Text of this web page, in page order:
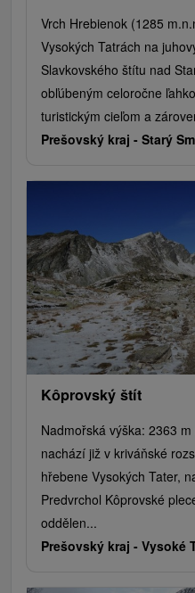
Vrch Hrebienok (1285
Vysokých Tatrách na
Slavkovského štítu nad
obľúbeným celoročne
turistickým cieľom a
Prešovský kraj - Starý
Kôprovský štít
Nadmořská výška: 2363
nachází již v kriváňské
hřebene Vysokých Tater,
Predvrchol Kôprovské
oddělen...
Prešovský kraj - Vysoké